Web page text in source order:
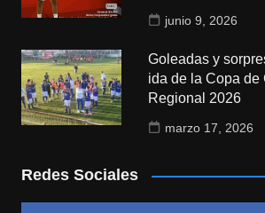
junio 9, 2026
Goleadas y
ida de la Copa de
Regional 2026
marzo 17, 2026
Redes Sociales